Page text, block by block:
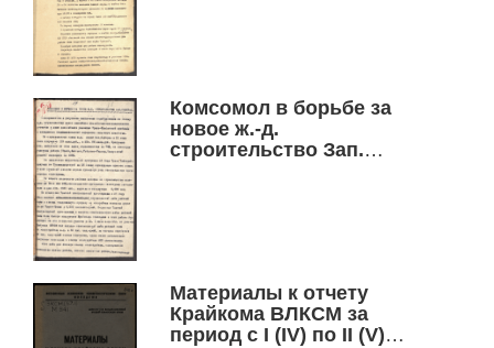
Комсомол в борьбе за
новое ж.-д.
строительство Зап.
Материалы к отчету
Крайкома ВЛКСМ за
период с I (IV) по II (V)